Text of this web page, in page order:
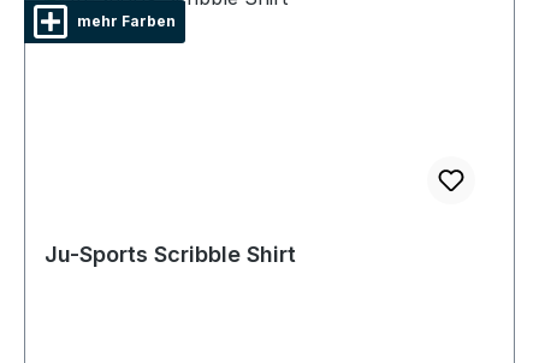
mehr Farben
Ju-Sports Scribble Shirt